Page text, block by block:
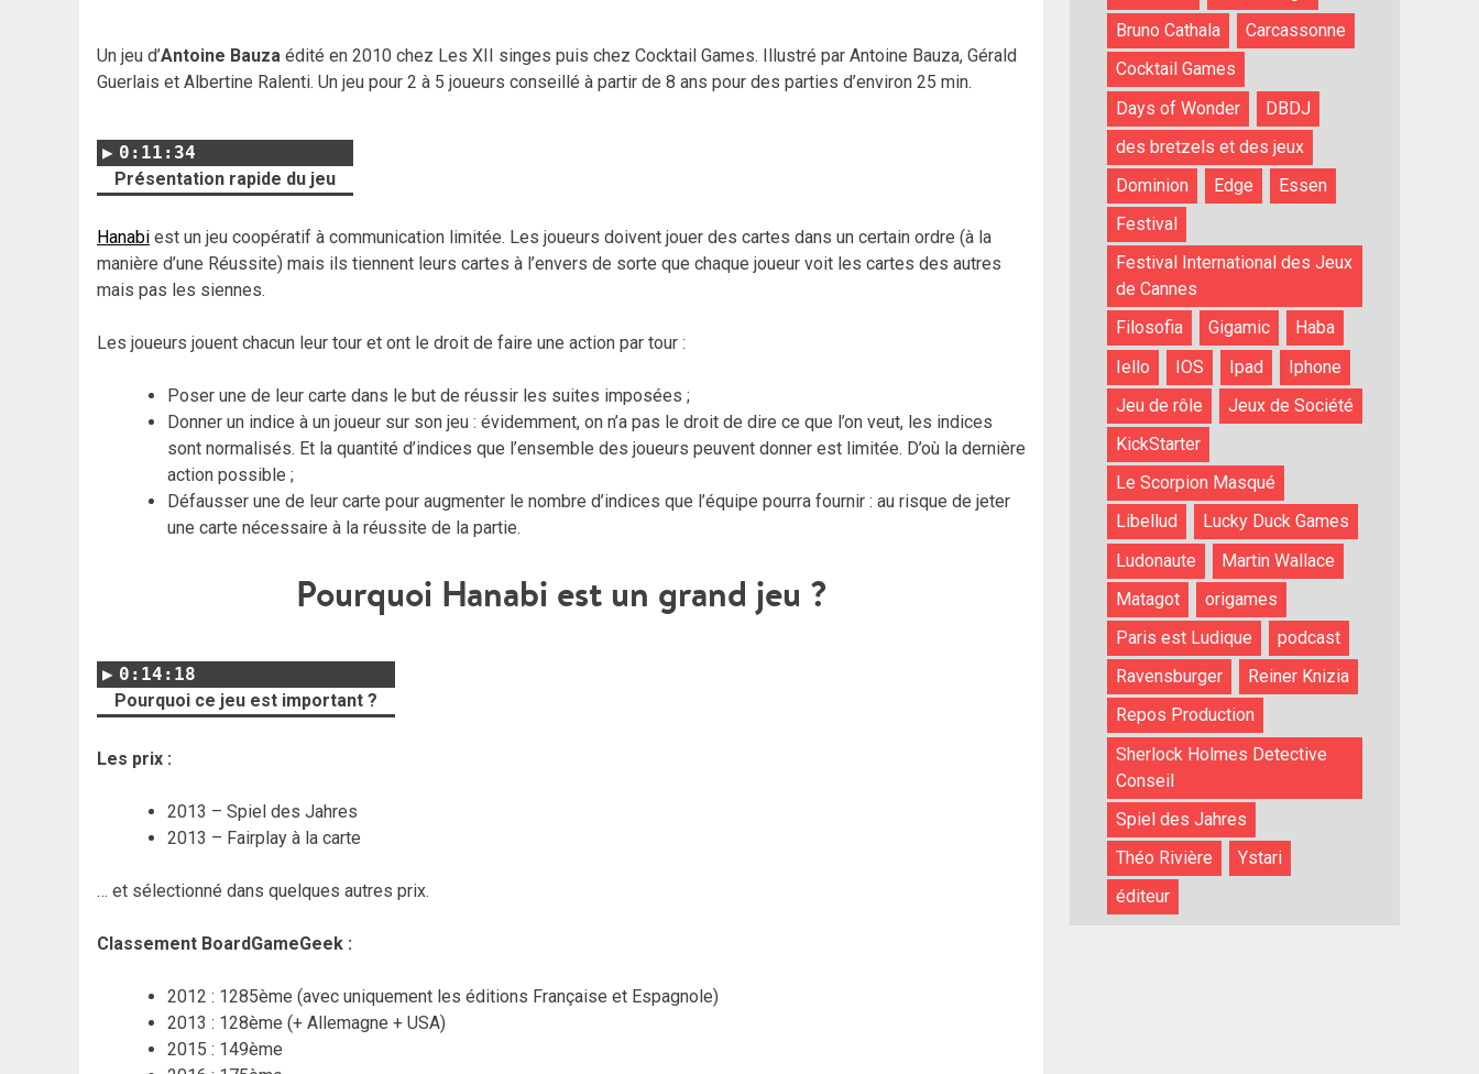
Un jeu d’Antoine Bauza édité en 2010 chez Les XII singes puis chez Cocktail Games. Illustré par Antoine Bauza, Gérald
Guerlais et Albertine Ralenti. Un jeu pour 2 à 5 joueurs conseillé à partir de 8 ans pour des parties d’environ 25 min.
0:11:34
Présentation rapide du jeu
Hanabi est un jeu coopératif à communication limitée. Les joueurs doivent jouer des cartes dans un certain ordre (à la
manière d’une Réussite) mais ils tiennent leurs cartes à l’envers de sorte que chaque joueur voit les cartes des autres
mais pas les siennes.
Les joueurs jouent chacun leur tour et ont le droit de faire une action par tour :
Poser une de leur carte dans le but de réussir les suites imposées ;
Donner un indice à un joueur sur son jeu : évidemment, on n’a pas le droit de dire ce que l’on veut, les indices
sont normalisés. Et la quantité d’indices que l’ensemble des joueurs peuvent donner est limitée. D’où la dernière
action possible ;
Défausser une de leur carte pour augmenter le nombre d’indices que l’équipe pourra fournir : au risque de jeter
une carte nécessaire à la réussite de la partie.
Pourquoi Hanabi est un grand jeu ?
0:14:18
Pourquoi ce jeu est important ?
Les prix :
2013 – Spiel des Jahres
2013 – Fairplay à la carte
… et sélectionné dans quelques autres prix.
Classement BoardGameGeek :
2012 : 1285ème (avec uniquement les éditions Française et Espagnole)
2013 : 128ème (+ Allemagne + USA)
2015 : 149ème
Bruno Cathala
Carcassonne
Cocktail Games
Days of Wonder
DBDJ
des bretzels et des jeux
Dominion
Edge
Essen
Festival
Festival International des Jeux
de Cannes
Filosofia
Gigamic
Haba
Iello
IOS Ipad
Iphone
Jeu de rôle
Jeux de Société
KickStarter
Le Scorpion Masqué
Libellud
Lucky Duck Games
Ludonaute
Martin Wallace
Matagot
origames
Paris est Ludique
podcast
Ravensburger
Reiner Knizia
Repos Production
Sherlock Holmes Detective
Conseil
Spiel des Jahres
Théo Rivière
Ystari
éditeur